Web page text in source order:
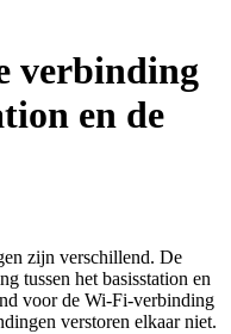
verbinding
en de
zijn verschillend. De
tussen het basisstation en
voor de Wi-Fi-verbinding
verstoren elkaar niet.